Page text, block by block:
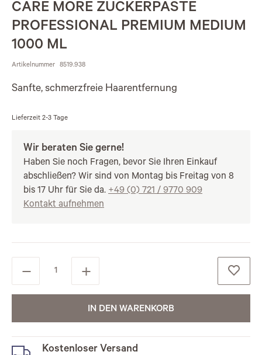
CARE MORE ZUCKERPASTE
PROFESSIONAL PREMIUM MEDIUM
1000 ML
Artikelnummer 8519.938
Sanfte, schmerzfreie Haarentfernung
Lieferzeit 2-3 Tage
Wir beraten Sie gerne!
Haben Sie noch Fragen, bevor Sie Ihren Einkauf
abschließen? Wir sind von Montag bis Freitag von 8
bis 17 Uhr für Sie da. +49 (0) 721 / 9770 909
Kontakt aufnehmen
IN DEN WARENKORB
Kostenloser Versand